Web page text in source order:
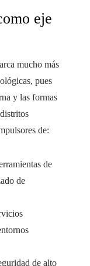
eje
mucho más
pues
y las formas
de:
de
de
de alto